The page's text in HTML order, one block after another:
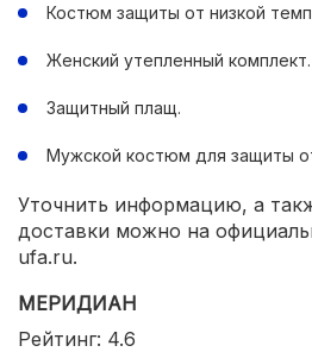
Костюм защиты от низкой
Женский утепленный комплект.
Защитный плащ.
Мужской костюм для защиты
Уточнить информацию, а
доставки можно на
ufa.ru.
МЕРИДИАН
Рейтинг: 4.6